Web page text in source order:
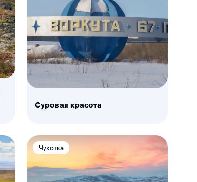
Суровая красота
Чукотка